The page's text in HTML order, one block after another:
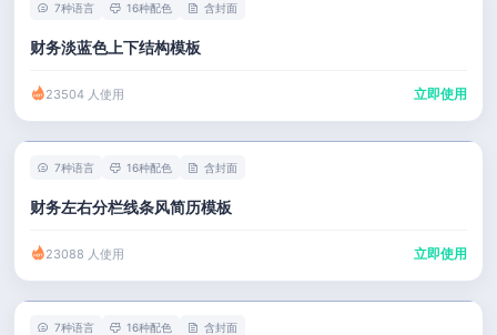
7种语言 16种配色 含封面
财务淡蓝色上下结构模板
23504 人使用 立即使用
7种语言 16种配色 含封面
财务左右分栏线条风简历模板
23088 人使用 立即使用
7种语言 16种配色 含封面